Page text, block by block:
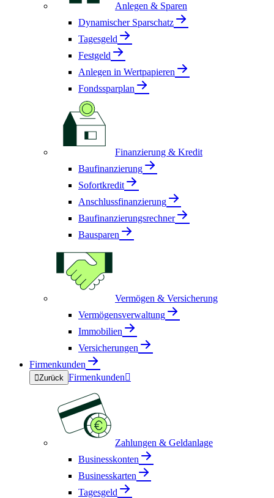
Anlegen & Sparen
Dynamischer Sparschatz
Tagesgeld
Festgeld
Anlegen in Wertpapieren
Fondssparplan
Finanzierung & Kredit
Baufinanzierung
Sofortkredit
Anschlussfinanzierung
Baufinanzierungsrechner
Bausparen
Vermögen & Versicherung
Vermögensverwaltung
Immobilien
Versicherungen
Firmenkunden
Zurück Firmenkunden
Zahlungen & Geldanlage
Businesskonten
Businesskarten
Tagesgeld